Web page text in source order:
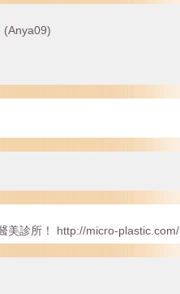
(Anya09)
美診所！ http://micro-plastic.com/